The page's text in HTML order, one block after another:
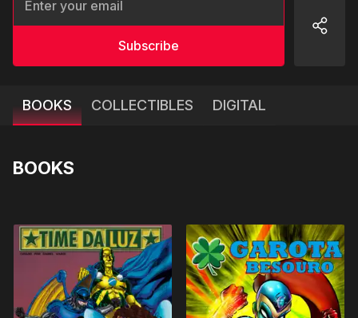
Subscribe
BOOKS COLLECTIBLES DIGITAL
BOOKS